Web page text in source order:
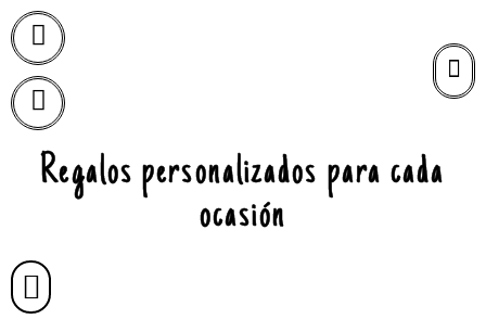
Regalos personalizados para cada
ocasión